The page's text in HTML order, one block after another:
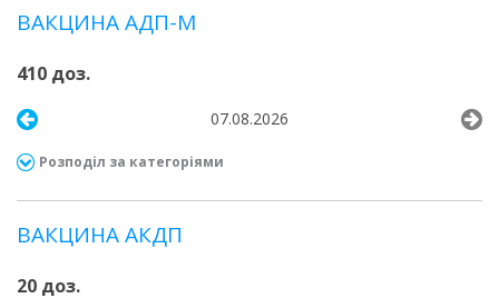
ВАКЦИНА АДП-М
410 доз.
07.08.2026
Розподіл за категоріями
ВАКЦИНА АКДП
20 доз.